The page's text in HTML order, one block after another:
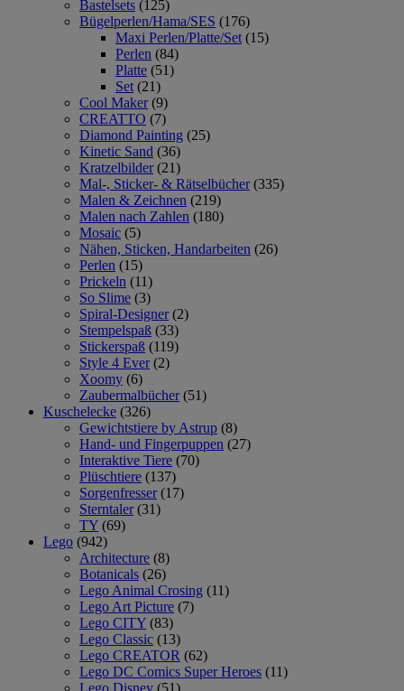
Bastelsets (125)
Bügelperlen/Hama/SES (176)
Maxi Perlen/Platte/Set (15)
Perlen (84)
Platte (51)
Set (21)
Cool Maker (9)
CREATTO (7)
Diamond Painting (25)
Kinetic Sand (36)
Kratzelbilder (21)
Mal-, Sticker- & Rätselbücher (335)
Malen & Zeichnen (219)
Malen nach Zahlen (180)
Mosaic (5)
Nähen, Sticken, Handarbeiten (26)
Perlen (15)
Prickeln (11)
So Slime (3)
Spiral-Designer (2)
Stempelspaß (33)
Stickerspaß (119)
Style 4 Ever (2)
Xoomy (6)
Zaubermalbücher (51)
Kuschelecke (326)
Gewichtstiere by Astrup (8)
Hand- und Fingerpuppen (27)
Interaktive Tiere (70)
Plüschtiere (137)
Sorgenfresser (17)
Sterntaler (31)
TY (69)
Lego (942)
Architecture (8)
Botanicals (26)
Lego Animal Crosing (11)
Lego Art Picture (7)
Lego CITY (83)
Lego Classic (13)
Lego CREATOR (62)
Lego DC Comics Super Heroes (11)
Lego Disney (51)